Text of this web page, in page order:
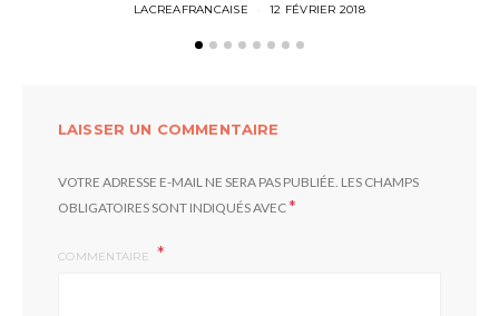
LACREAFRANCAISE 12 FÉVRIER 2018
LAISSER UN COMMENTAIRE
VOTRE ADRESSE E-MAIL NE SERA PAS PUBLIÉE. LES CHAMPS
OBLIGATOIRES SONT INDIQUÉS AVEC*
COMMENTAIRE